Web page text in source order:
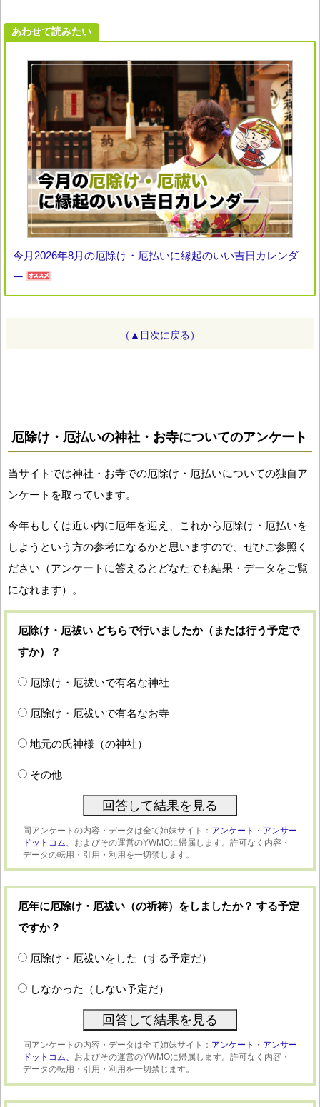
あわせて読みたい
今月2026年8月の厄除け・厄払いに縁起のいい吉日カレンダ
ー
（▲目次に戻る）
厄除け・厄払いの神社・お寺についてのアンケート
当サイトでは神社・お寺での厄除け・厄払いについての独自ア
ンケートを取っています。
今年もしくは近い内に厄年を迎え、これから厄除け・厄払いを
しようという方の参考になるかと思いますので、ぜひご参照く
ださい（アンケートに答えるとどなたでも結果・データをご覧
になれます）。
厄除け・厄祓い どちらで行いましたか（または行う予定で
すか）？
厄除け・厄祓いで有名な神社
厄除け・厄祓いで有名なお寺
地元の氏神様（の神社）
その他
同アンケートの内容・データは全て姉妹サイト： アンケート・アンサー
ドットコム、 およびその運営のYWMOに帰属します。許可なく内容・
データの転用・引用・利用を一切禁じます。
厄年に厄除け・厄祓い（の祈祷）をしましたか？ する予定
ですか？
厄除け・厄祓いをした（する予定だ）
しなかった（しない予定だ）
同アンケートの内容・データは全て姉妹サイト： アンケート・アンサー
ドットコム、 およびその運営のYWMOに帰属します。許可なく内容・
データの転用・引用・利用を一切禁じます。